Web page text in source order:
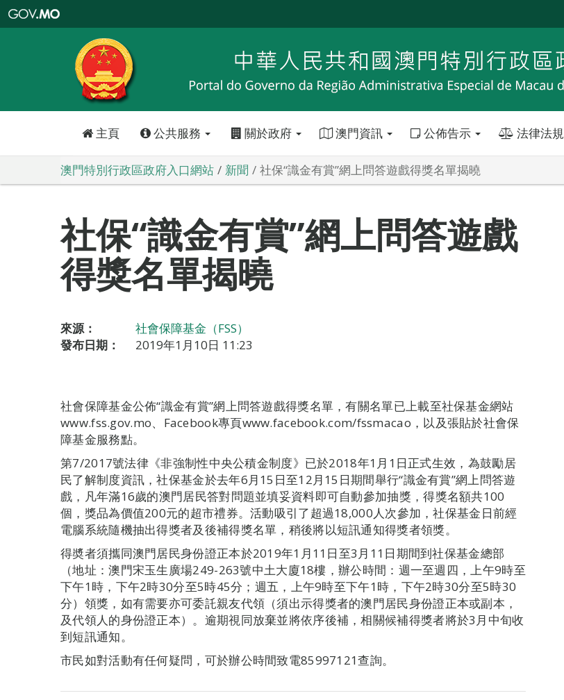
特
政
區
政
口
主頁 公共服務 關於政府 澳門資訊 公佈告示 法律法規
澳門特別行政區政府入口網站 新聞 社保“識金有賞”網上問答遊戲得獎名單揭曉
社保“識金有賞”網上問答遊戲
得獎名單揭曉
來源：
社會保障基金（FSS）
發布日期：
2019年1月10日 11:23
社會保障基金公佈“識金有賞”網上問答遊戲得獎名單，有關名單已上載至社保基金網站
www.fss.gov.mo、Facebook專頁www.facebook.com/fssmacao，以及張貼於社會保
障基金服務點。
第7/2017號法律《非強制性中央公積金制度》已於2018年1月1日正式生效，為鼓勵居
民了解制度資訊，社保基金於去年6月15日至12月15日期間舉行“識金有賞”網上問答遊
戲，凡年滿16歲的澳門居民答對問題並填妥資料即可自動參加抽獎，得獎名額共100
個，獎品為價值200元的超市禮券。活動吸引了超過18,000人次參加，社保基金日前經
電腦系統隨機抽出得獎者及後補得獎名單，稍後將以短訊通知得獎者領獎。
得奬者須攜同澳門居民身份證正本於2019年1月11日至3月11日期間到社保基金總部
（地址：澳門宋玉生廣場249-263號中土大廈18樓，辦公時間：週一至週四，上午9時至
下午1時，下午2時30分至5時45分；週五，上午9時至下午1時，下午2時30分至5時30
分）領獎，如有需要亦可委託親友代領（須出示得獎者的澳門居民身份證正本或副本，
及代領人的身份證正本）。逾期視同放棄並將依序後補，相關候補得獎者將於3月中旬收
到短訊通知。
市民如對活動有任何疑問，可於辦公時間致電85997121查詢。